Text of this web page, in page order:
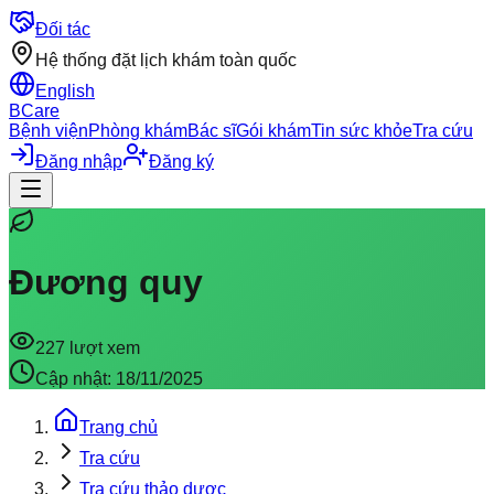
Đối tác
Hệ thống đặt lịch khám toàn quốc
English
BCare
Bệnh việnPhòng khámBác sĩGói khámTin sức khỏeTra cứu
Đăng nhập
Đăng ký
Đương quy
227 lượt xem
Cập nhật: 18/11/2025
Trang chủ
Tra cứu
Tra cứu thảo dược